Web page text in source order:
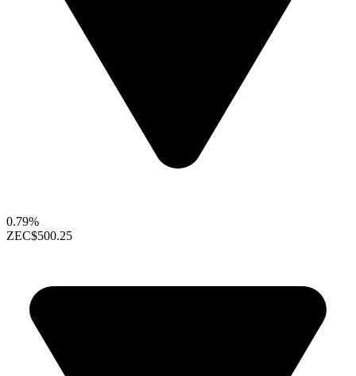
0.79%
ZEC$500.25